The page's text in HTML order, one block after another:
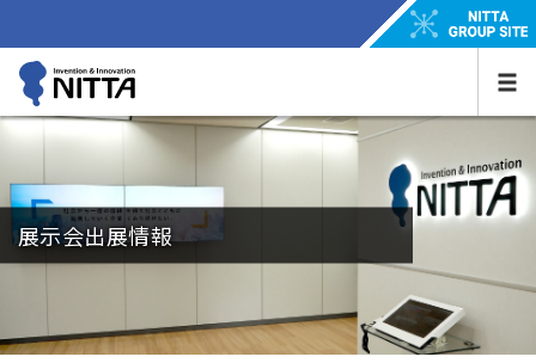
展示会出展情報